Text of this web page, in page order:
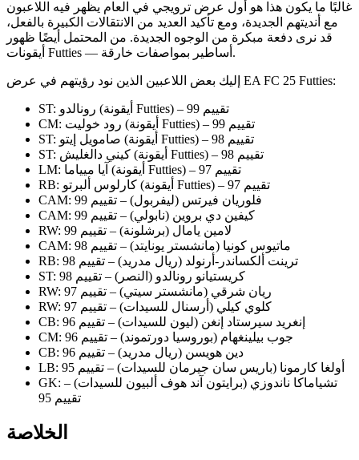
غالبًا ما يكون هذا هو أول عرض ترويجي في العام يظهر فيه اللاعبون
مع أنديتهم الجديدة، ومع تأكيد العديد من الانتقالات الكبيرة بالفعل،
قد نرى دفعة مبكرة من الوجوه الجديدة. من المحتمل أيضًا ظهور
أيقونات Futties — أساطير بمواصفات خارقة.
إليك بعض اللاعبين الذين نود رؤيتهم في عرض EA FC 25 Futties:
ST: رونالدو (أيقونة Futties) – تقييم 99
CM: رود خوليت (أيقونة Futties) – تقييم 99
ST: صامويل إيتو (أيقونة Futties) – تقييم 98
ST: كيني دالغليش (أيقونة Futties) – تقييم 98
LM: آيا ميياما (أيقونة Futties) – تقييم 97
RB: كارلوس ألبرتو (أيقونة Futties) – تقييم 97
CAM: فلوريان فيرتس (ليفربول) – تقييم 99
CAM: كيفين دي بروين (نابولي) – تقييم 99
RW: لامين يامال (برشلونة) – تقييم 99
CAM: ماتيوس كونيا (مانشستر يونايتد) – تقييم 98
RB: ترينت ألكساندر-أرنولد (ريال مدريد) – تقييم 98
ST: كريستيانو رونالدو (النصر) – تقييم 98
RW: ريان شرقي (مانشستر سيتي) – تقييم 97
RW: كلوي كيلي (أرسنال للسيدات) – تقييم 97
CB: إنغريد سيرستاد إنغن (ليون للسيدات) – تقييم 96
CM: جوب بيلينغهام (بوروسيا دورتموند) – تقييم 96
CB: دين هويسن (ريال مدريد) – تقييم 96
LB: أولغا كارمونا (باريس سان جيرمان للسيدات) – تقييم 95
GK: تشياماكا ناندوزي (برايتون آند هوف ألبيون للسيدات) –
تقييم 95
الخلاصة